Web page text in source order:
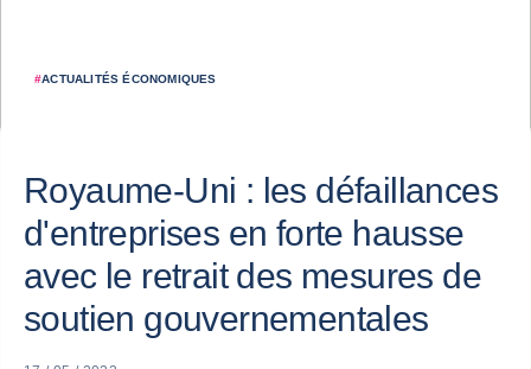
#ACTUALITÉS ÉCONOMIQUES
Royaume-Uni : les défaillances
d'entreprises en forte hausse
avec le retrait des mesures de
soutien gouvernementales